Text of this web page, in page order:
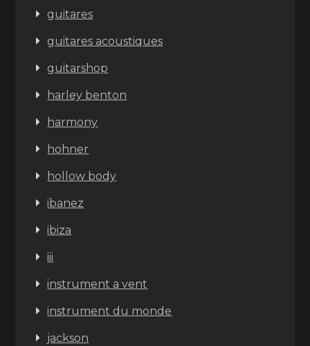
guitares
guitares acoustiques
guitarshop
harley benton
harmony
hohner
hollow body
ibanez
ibiza
iii
instrument a vent
instrument du monde
jackson